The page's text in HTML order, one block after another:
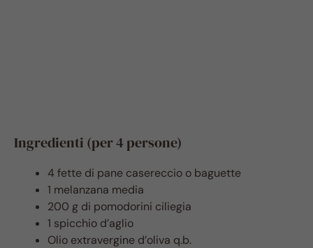
Ingredienti (per 4 persone)
4 fette di pane casereccio o baguette
1 melanzana media
200 g di pomodorini ciliegia
1 spicchio d’aglio
Olio extravergine d’oliva q.b.